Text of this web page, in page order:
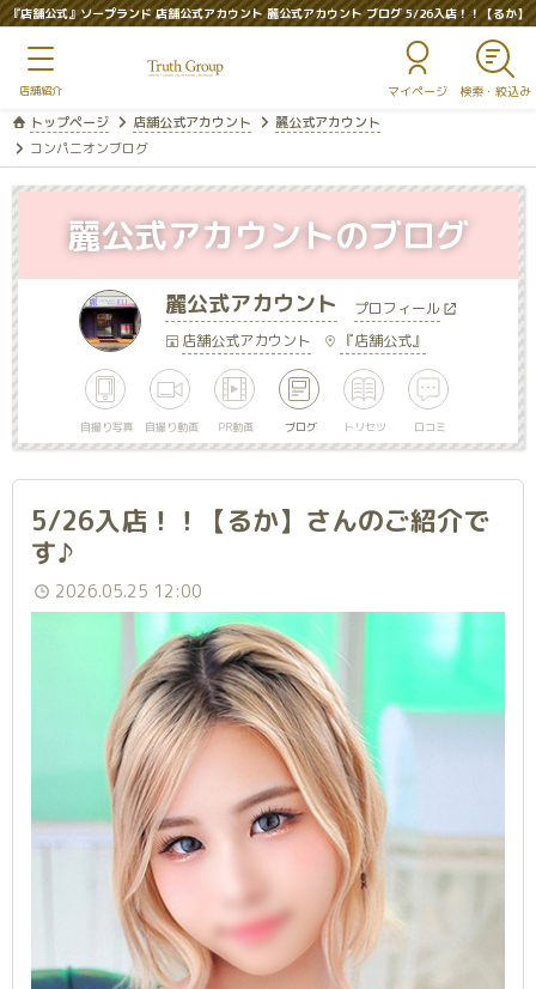
『店舗公式』ソープランド 店舗公式アカウント 麗公式アカウント ブログ 5/26入店！！【るか】
マイページ
トップページ 店舗公式アカウント
麗公式アカウント
コンパニオンブログ
麗公式アカウント
プロフィール
店舗公式アカウント
『店舗公式』
自撮り写真 自撮り動画 PR動画 ブログ トリセツ 口コミ
麗公式アカウントのブログ
5/26入店！！【るか】さんのご紹介で
す♪
2026.05.25 12:00